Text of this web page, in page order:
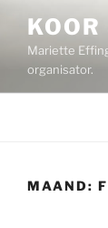
inhoud
Mariette
organisator.
MAAND: